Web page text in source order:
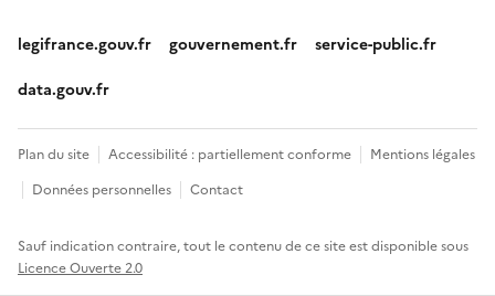
legifrance.gouv.fr gouvernement.fr service-public.fr
data.gouv.fr
Plan du site Accessibilité : partiellement conforme
Mentions légales
Données personnelles
Contact
Sauf indication contraire, tout le contenu de ce site est disponible sous
Licence Ouverte 2.0